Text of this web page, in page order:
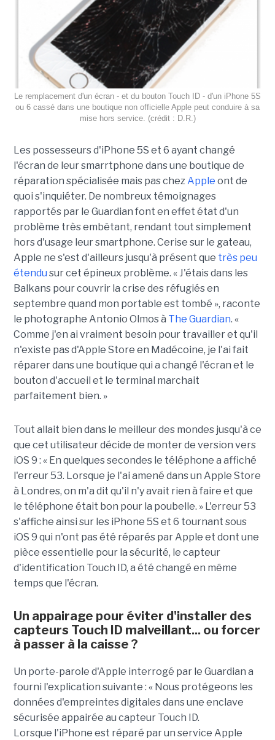
Le remplacement d'un écran - et du bouton Touch ID - d'un iPhone 5S
ou 6 cassé dans une boutique non officielle Apple peut conduire à sa
mise hors service. (crédit : D.R.)
Les possesseurs d'iPhone 5S et 6 ayant changé
l'écran de leur smarrtphone dans une boutique de
réparation spécialisée mais pas chezApple ont de
quoi s'inquiéter. De nombreux témoignages
rapportés par le Guardian font en effet état d'un
problème très embêtant, rendant tout simplement
hors d'usage leur smartphone. Cerise sur le gateau,
Apple ne s'est d'ailleurs jusqu'à présent que très peu
étendu sur cet épineux problème. « J'étais dans les
Balkans pour couvrir la crise des réfugiés en
septembre quand mon portable est tombé », raconte
le photographe Antonio Olmos à The Guardian. «
Comme j'en ai vraiment besoin pour travailler et qu'il
n'existe pas d'Apple Store en Madécoine, je l'ai fait
réparer dans une boutique qui a changé l'écran et le
bouton d'accueil et le terminal marchait
parfaitement bien. »
Tout allait bien dans le meilleur des mondes jusqu'à ce
que cet utilisateur décide de monter de version vers
iOS 9 : « En quelques secondes le téléphone a affiché
l'erreur 53. Lorsque je l'ai amené dans un Apple Store
à Londres, on m'a dit qu'il n'y avait rien à faire et que
le téléphone était bon pour la poubelle. » L'erreur 53
s'affiche ainsi sur les iPhone 5S et 6 tournant sous
iOS 9 qui n'ont pas été réparés par Apple et dont une
pièce essentielle pour la sécurité, le capteur
d'identification Touch ID, a été changé en même
temps que l'écran.
Un appairage pour éviter d'installer des
capteurs Touch ID malveillant... ou forcer
à passer à la caisse ?
Un porte-parole d'Apple interrogé par le Guardian a
fourni l'explication suivante : « Nous protégeons les
données d'empreintes digitales dans une enclave
sécurisée appairée au capteur Touch ID.
Lorsque l'iPhone est réparé par un service Apple